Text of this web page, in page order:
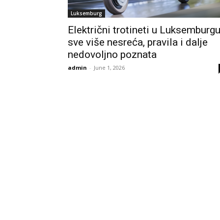
Luksemburg
Električni trotineti u
sve više nesreća, pravila i dalje
nedovoljno poznata
admin - June 1, 2026